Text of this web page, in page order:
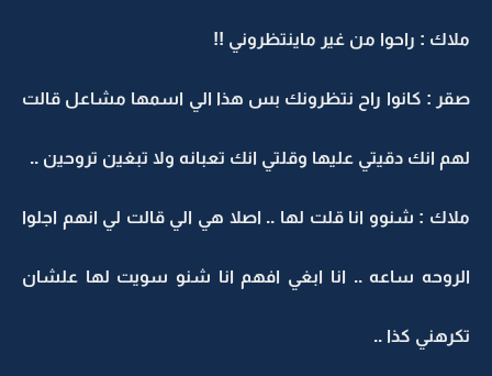
ملاك : راحوا من غير ماينتظروني !!
صقر : كانوا راح نتظرونك بس هذا الي اسمها مشاعل قالت
لهم انك دقيتي عليها وقلتي انك تعبانه ولا تبغين تروحين ..
ملاك : شنوو انا قلت لها .. اصلا هي الي قالت لي انهم اجلوا
الروحه ساعه .. انا ابغي افهم انا شنو سويت لها علشان
تكرهني كذا ..